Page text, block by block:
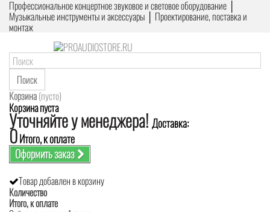
Профессиональное концертное звуковое и световое оборудование │
Музыкальные инструменты и аксессуары │ Проектирование, поставка и
монтаж
Поиск
Корзина(пусто)
Корзина пуста
Уточняйте у менеджера! Доставка:
0Итого, к оплате
Оформить заказ
Товар добавлен в корзину
Количество
Итого, к оплате